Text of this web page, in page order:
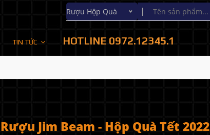
Rượu Hộp Quà
TIN TỨC HOTLINE 0972.12345.1
Rượu Jim Beam - Hộp Quà Tết 2022